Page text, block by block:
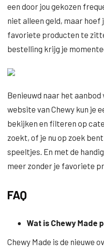
een door jou gekozen
niet alleen geld, maar hoef
favoriete producten te
bestelling krijg je
Benieuwd naar het aanbod
website van Chewy kun je
bekijken en filteren op
zoekt, of je nu op zoek
speeltjes. En met de
meer zonder je favoriete
FAQ
Wat is Chewy Made
Chewy Made is de nieuwe